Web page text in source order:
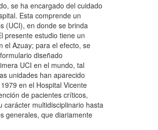
se ha encargado del cuidado
Esta comprende un
(UCI), en donde se brinda
presente estudio tiene un
el Azuay; para el efecto, se
diseñado
UCI en el mundo, tal
unidades han aparecido
en el Hospital Vicente
de pacientes críticos,
carácter multidisciplinario hasta
generales, que diariamente